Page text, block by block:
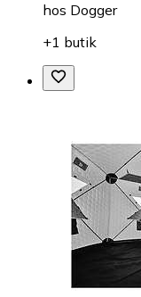
hos Dogger
+1 butik